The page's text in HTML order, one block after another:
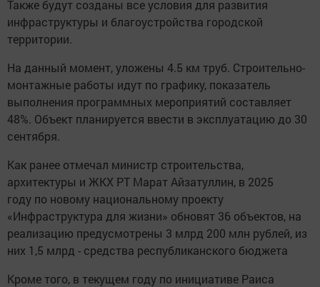
Также будут созданы все условия для развития
инфраструктуры и благоустройства городской
территории.
На данный момент, уложены 4.5 км труб. Строительно-
монтажные работы идут по графику, показатель
выполнения программных мероприятий составляет
48%. Объект планируется ввести в эксплуатацию до 30
сентября.
Как ранее отмечал министр строительства,
архитектуры и ЖКХ РТ Марат Айзатуллин, в 2025
году по новому национальному проекту
«Инфраструктура для жизни» обновят 36 объектов, на
реализацию предусмотрены 3 млрд 200 млн рублей, из
них 1,5 млрд - средства республиканского бюджета
Кроме того, в текущем году по инициативе Раиса